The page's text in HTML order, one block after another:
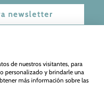
newsletter
y Cookies| Web Diseñada
Web
de nuestros visitantes, para
personalizado y brindarle una
más información sobre las